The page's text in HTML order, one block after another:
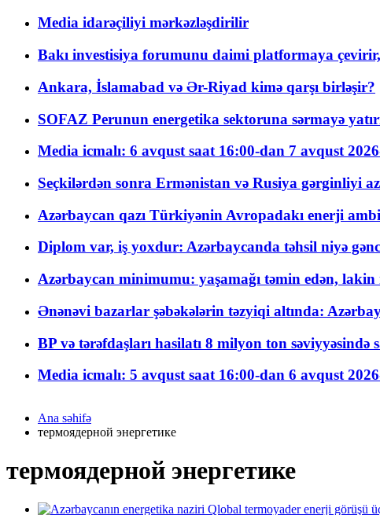
Media idarəçiliyi mərkəzləşdirilir
Bakı investisiya forumunu daimi platformaya
Ankara, İslamabad və Ər-Riyad kimə qarşı birləşir?
SOFAZ Perunun energetika sektoruna sərmayə
Media icmalı: 6 avqust saat 16:00-dan 7 avqust
Seçkilərdən sonra Ermənistan və Rusiya gərginliyi
Azərbaycan qazı Türkiyənin Avropadakı enerji
Diplom var, iş yoxdur: Azərbaycanda təhsil niyə
Azərbaycan minimumu: yaşamağı təmin edən, lakin
Ənənəvi bazarlar şəbəkələrin təzyiqi altında:
BP və tərəfdaşları hasilatı 8 milyon ton
Media icmalı: 5 avqust saat 16:00-dan 6 avqust
Ana səhifə
термоядерной энергетике
термоядерной энергетике